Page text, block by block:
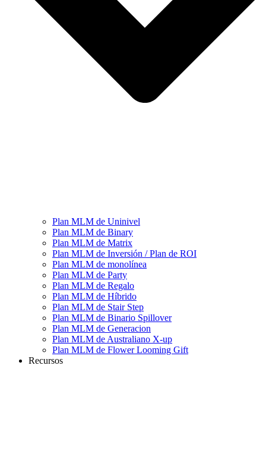
Plan MLM de Uninivel
Plan MLM de Binary
Plan MLM de Matrix
Plan MLM de Inversión / Plan de ROI
Plan MLM de monolínea
Plan MLM de Party
Plan MLM de Regalo
Plan MLM de Híbrido
Plan MLM de Stair Step
Plan MLM de Binario Spillover
Plan MLM de Generacion
Plan MLM de Australiano X-up
Plan MLM de Flower Looming Gift
Recursos